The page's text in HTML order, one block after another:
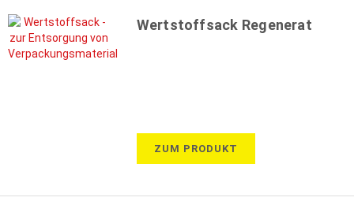
Wertstoffsack Regenerat
ZUM PRODUKT